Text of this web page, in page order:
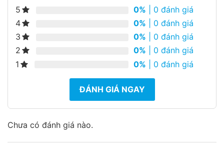
5 0% | 0 đánh giá
4
0% | 0 đánh giá
3
0% | 0 đánh giá
2
0% | 0 đánh giá
1
0% | 0 đánh giá
ĐÁNH GIÁ NGAY
Chưa có đánh giá nào.